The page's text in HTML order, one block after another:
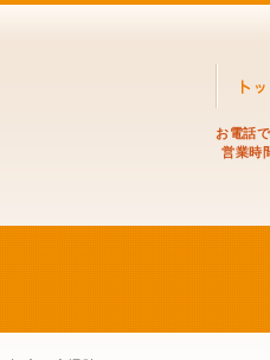
お電話
営業時